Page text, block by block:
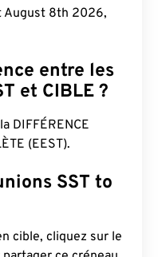
August 8th 2026,
entre les
et CIBLE ?
DIFFÉRENCE
(EEST).
SST to
cible, cliquez sur le